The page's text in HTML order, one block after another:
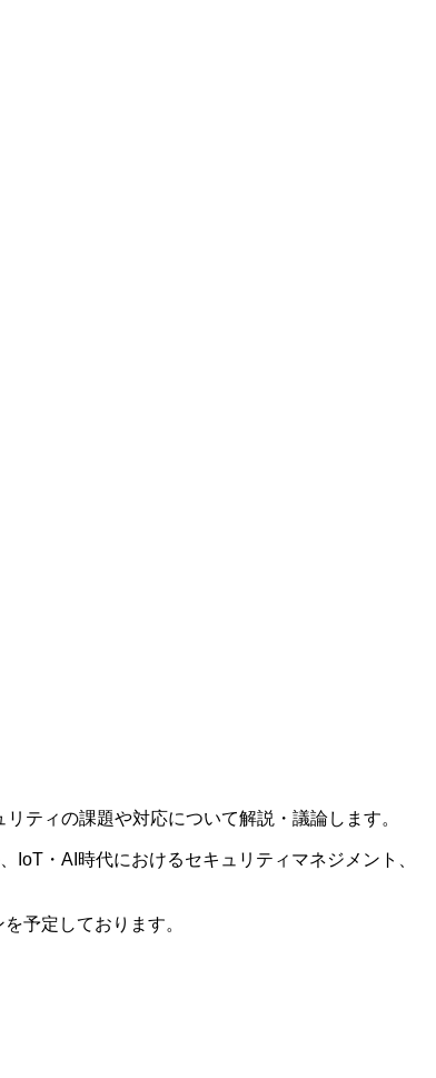
ティの課題や対応について解説・議論します。
・AI時代におけるセキュリティマネジメント、
予定しております。